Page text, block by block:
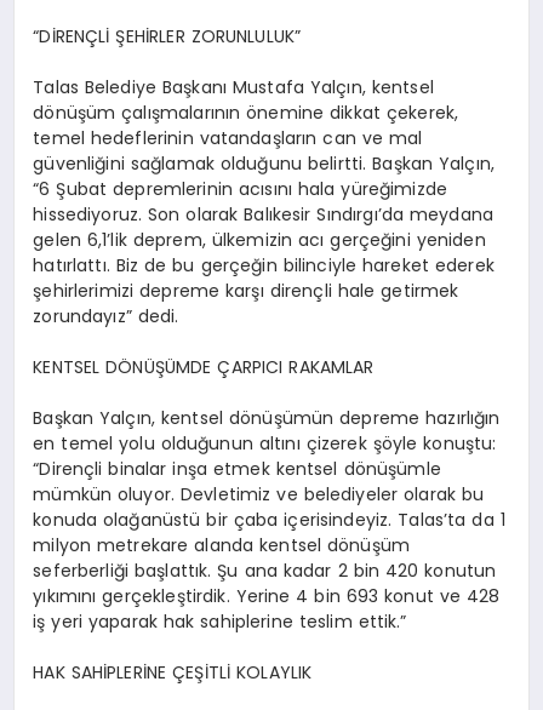
“DİRENÇLİ ŞEHİRLER ZORUNLULUK”
Talas Belediye Başkanı Mustafa Yalçın, kentsel
dönüşüm çalışmalarının önemine dikkat çekerek,
temel hedeflerinin vatandaşların can ve mal
güvenliğini sağlamak olduğunu belirtti. Başkan Yalçın,
“6 Şubat depremlerinin acısını hala yüreğimizde
hissediyoruz. Son olarak Balıkesir Sındırgı’da meydana
gelen 6,1’lik deprem, ülkemizin acı gerçeğini yeniden
hatırlattı. Biz de bu gerçeğin bilinciyle hareket ederek
şehirlerimizi depreme karşı dirençli hale getirmek
zorundayız” dedi.
KENTSEL DÖNÜŞÜMDE ÇARPICI RAKAMLAR
Başkan Yalçın, kentsel dönüşümün depreme hazırlığın
en temel yolu olduğunun altını çizerek şöyle konuştu:
“Dirençli binalar inşa etmek kentsel dönüşümle
mümkün oluyor. Devletimiz ve belediyeler olarak bu
konuda olağanüstü bir çaba içerisindeyiz. Talas’ta da 1
milyon metrekare alanda kentsel dönüşüm
seferberliği başlattık. Şu ana kadar 2 bin 420 konutun
yıkımını gerçekleştirdik. Yerine 4 bin 693 konut ve 428
iş yeri yaparak hak sahiplerine teslim ettik.”
HAK SAHİPLERİNE ÇEŞİTLİ KOLAYLIK